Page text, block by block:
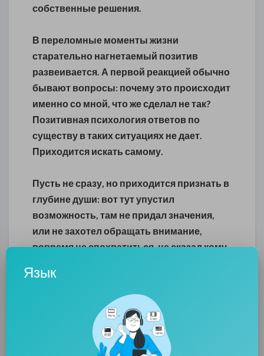
собственные решения.
В переломные моменты жизни
старательно нагнетаемый позитив
развеивается. А первой реакцией обычно
бывают вопросы: почему это происходит
именно со мной, что же сделал не так?
Позитивная психология ответов по
существу в таких ситуациях не дает.
Приходится искать самому.
Пусть не сразу, но приходится признать в
глубине души: вот тут упустил
возможность, там не придал значения,
или не захотел обращать внимание,
вовремя не спохватиться, не сказал кому-
мелкие просчеты и серьезные ошибки
оказываются досадным результатом бега
на месте, когда человек при всех усилиях
не сдвигается с отправной точки. Иначе
говоря, перестает быть
Язык